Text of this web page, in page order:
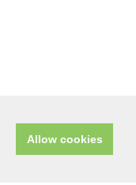
Allow cookies